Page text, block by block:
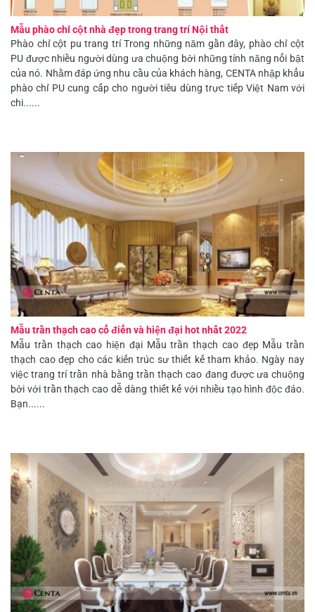
Mẫu phào chỉ cột nhà đẹp trong trang trí Nội thất
Phào chỉ cột pu trang trí Trong những năm gần đây, phào chỉ cột
PU được nhiều người dùng ưa chuộng bởi những tính năng nổi bật
của nó. Nhằm đáp ứng nhu cầu của khách hàng, CENTA nhập khẩu
phào chỉ PU cung cấp cho người tiêu dùng trực tiếp Việt Nam với
chi......
Mẫu trần thạch cao cổ điển và hiện đại hot nhất 2022
Mẫu trần thạch cao hiện đại Mẫu trần thạch cao đẹp Mẫu trần
thạch cao đẹp cho các kiến trúc sư thiết kế tham khảo. Ngày nay
việc trang trí trần nhà bằng trần thạch cao đang được ưa chuộng
bởi với trần thạch cao dễ dàng thiết kế với nhiều tạo hình độc đáo.
Bạn......